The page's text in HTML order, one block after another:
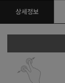
상세정보